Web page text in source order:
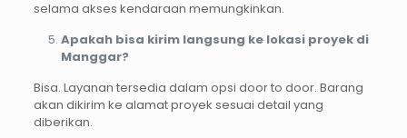
selama akses kendaraan memungkinkan.
Apakah bisa kirim langsung ke lokasi proyek di
Manggar?
Bisa. Layanan tersedia dalam opsi door to door. Barang
akan dikirim ke alamat proyek sesuai detail yang
diberikan.